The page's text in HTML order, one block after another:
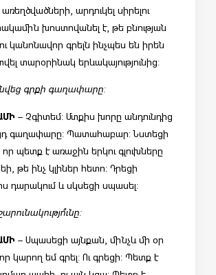
արդուկել սիրելու
խոստովանել է, թե բնության
կանոնավոր գրելն ինչպես են իրեն
տարօրինակ երևակայությունից:
գրքի գաղափարը:
– Չգիտեմ: Մտքիս խորը անդունդից
գաղափարը: Պատահաբար: Նստեցի
որ պետք է առաջին երկու գլուխները
թե ինչ կլիներ հետո: Դրեցի
դարակում և սկսեցի սպասել:
– Սպասեցի այնքան, մինչև մի օր
կարող եմ գրել: Ու գրեցի: Պետք է